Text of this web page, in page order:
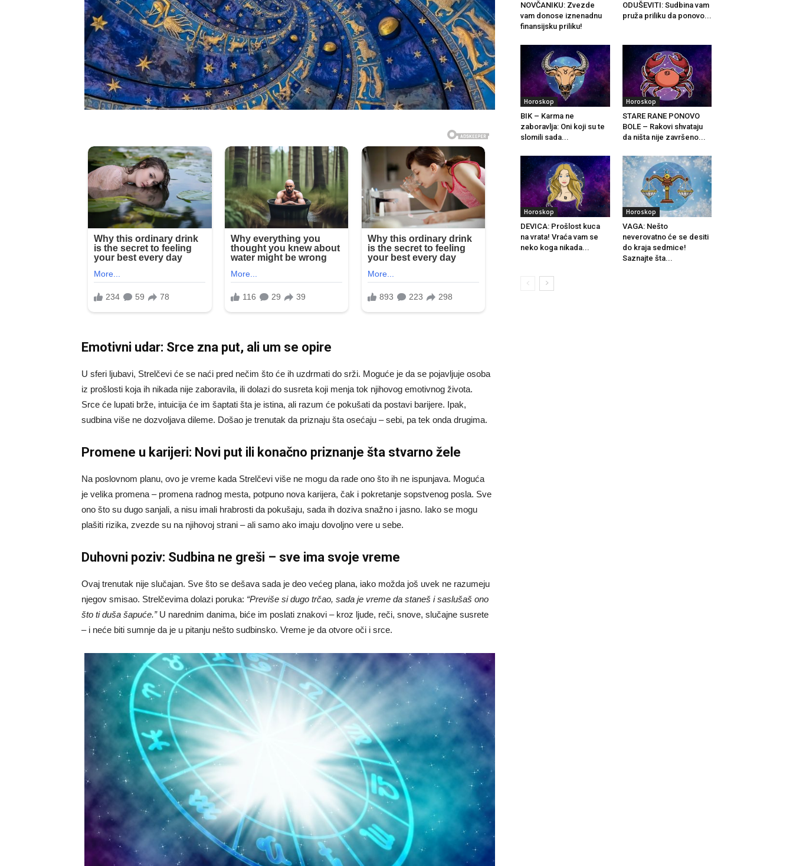
Emotivni udar: Srce zna put, ali um se opire
U sferi ljubavi, Strelčevi će se naći pred nečim što će ih uzdrmati do srži. Moguće je da se pojavljuje osoba
iz prošlosti koja ih nikada nije zaboravila, ili dolazi do susreta koji menja tok njihovog emotivnog života.
Srce će lupati brže, intuicija će im šaptati šta je istina, ali razum će pokušati da postavi barijere. Ipak,
sudbina više ne dozvoljava dileme. Došao je trenutak da priznaju šta osećaju – sebi, pa tek onda drugima.
Promene u karijeri: Novi put ili konačno priznanje šta stvarno žele
Na poslovnom planu, ovo je vreme kada Strelčevi više ne mogu da rade ono što ih ne ispunjava. Moguća
je velika promena – promena radnog mesta, potpuno nova karijera, čak i pokretanje sopstvenog posla. Sve
ono što su dugo sanjali, a nisu imali hrabrosti da pokušaju, sada ih doziva snažno i jasno. Iako se mogu
plašiti rizika, zvezde su na njihovoj strani – ali samo ako imaju dovoljno vere u sebe.
Duhovni poziv: Sudbina ne greši – sve ima svoje vreme
Ovaj trenutak nije slučajan. Sve što se dešava sada je deo većeg plana, iako možda još uvek ne razumeju
njegov smisao. Strelčevima dolazi poruka: “Previše si dugo trčao, sada je vreme da staneš i saslušaš ono
što ti duša šapuće.”U narednim danima, biće im poslati znakovi – kroz ljude, reči, snove, slučajne susrete
– i neće biti sumnje da je u pitanju nešto sudbinsko. Vreme je da otvore oči i srce.
NOVČANIKU: Zvezde
vam donose iznenadnu
finansijsku priliku!
ODUŠEVITI: Sudbina vam
pruža priliku da ponovo...
Horoskop
BIK – Karma ne
zaboravlja: Oni koji su te
slomili sada...
Horoskop
STARE RANE PONOVO
BOLE – Rakovi shvataju
da ništa nije završeno...
Horoskop
DEVICA: Prošlost kuca
na vrata! Vraća vam se
neko koga nikada...
Horoskop
VAGA: Nešto
neverovatno će se desiti
do kraja sedmice!
Saznajte šta...